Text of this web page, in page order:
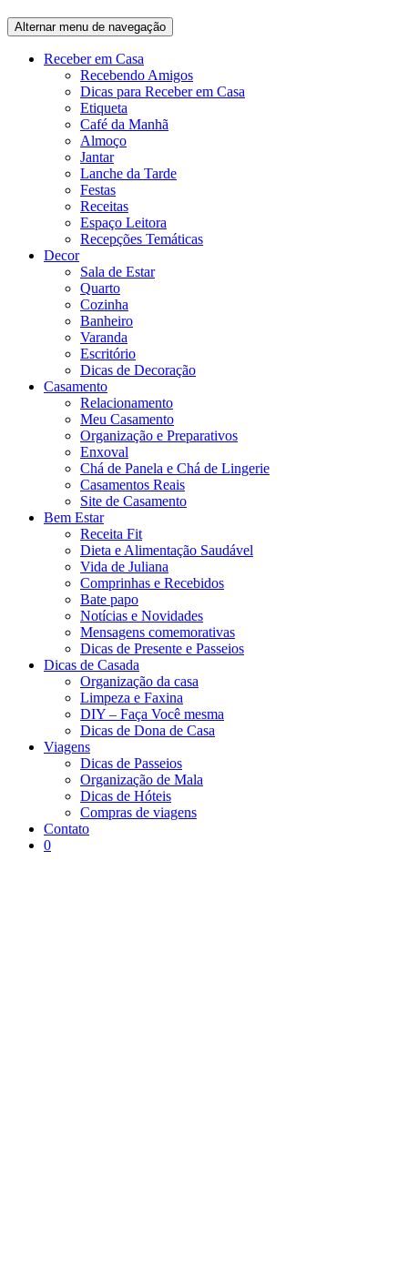
Alternar menu de navegação
Receber em Casa
Recebendo Amigos
Dicas para Receber em Casa
Etiqueta
Café da Manhã
Almoço
Jantar
Lanche da Tarde
Festas
Receitas
Espaço Leitora
Recepções Temáticas
Decor
Sala de Estar
Quarto
Cozinha
Banheiro
Varanda
Escritório
Dicas de Decoração
Casamento
Relacionamento
Meu Casamento
Organização e Preparativos
Enxoval
Chá de Panela e Chá de Lingerie
Casamentos Reais
Site de Casamento
Bem Estar
Receita Fit
Dieta e Alimentação Saudável
Vida de Juliana
Comprinhas e Recebidos
Bate papo
Notícias e Novidades
Mensagens comemorativas
Dicas de Presente e Passeios
Dicas de Casada
Organização da casa
Limpeza e Faxina
DIY – Faça Você mesma
Dicas de Dona de Casa
Viagens
Dicas de Passeios
Organização de Mala
Dicas de Hóteis
Compras de viagens
Contato
0